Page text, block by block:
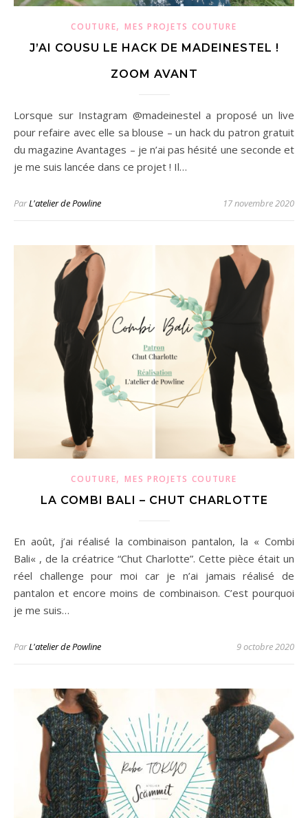
COUTURE,MES PROJETS COUTURE
J’AI COUSU LE HACK DE MADEINESTEL !
ZOOM AVANT
Lorsque sur Instagram @madeinestel a proposé un live
pour refaire avec elle sa blouse – un hack du patron gratuit
du magazine Avantages – je n’ai pas hésité une seconde et
je me suis lancée dans ce projet ! Il…
ParL'atelier de Powline 17 novembre 2020
COUTURE,MES PROJETS COUTURE
LA COMBI BALI – CHUT CHARLOTTE
En août, j’ai réalisé la combinaison pantalon, la « Combi
Bali« , de la créatrice “Chut Charlotte”. Cette pièce était un
réel challenge pour moi car je n’ai jamais réalisé de
pantalon et encore moins de combinaison. C’est pourquoi
je me suis…
ParL'atelier de Powline 9 octobre 2020